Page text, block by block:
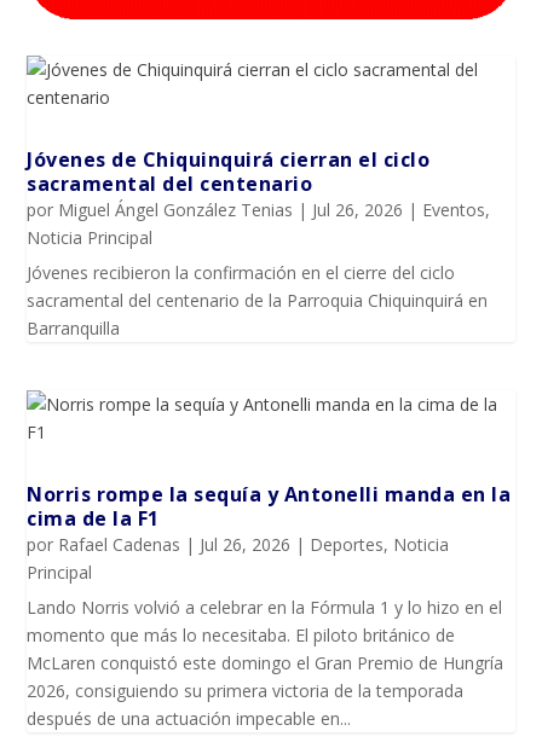
Jóvenes de Chiquinquirá cierran el ciclo
sacramental del centenario
por Miguel Ángel González Tenias | Jul 26, 2026 | Eventos,
Noticia Principal
Jóvenes recibieron la confirmación en el cierre del ciclo
sacramental del centenario de la Parroquia Chiquinquirá en
Barranquilla
Norris rompe la sequía y Antonelli manda en la
cima de la F1
por Rafael Cadenas | Jul 26, 2026 | Deportes, Noticia
Principal
Lando Norris volvió a celebrar en la Fórmula 1 y lo hizo en el
momento que más lo necesitaba. El piloto británico de
McLaren conquistó este domingo el Gran Premio de Hungría
2026, consiguiendo su primera victoria de la temporada
después de una actuación impecable en...